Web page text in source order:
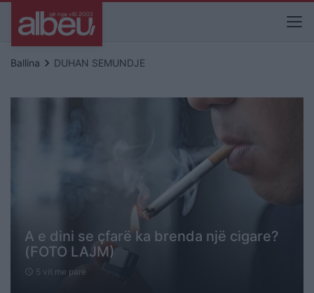
Ballina keyboard_arrow_right DUHAN SEMUNDJE
A e dini se çfarë ka brenda një cigare?
(FOTO LAJM)
schedule 5 vit me parë